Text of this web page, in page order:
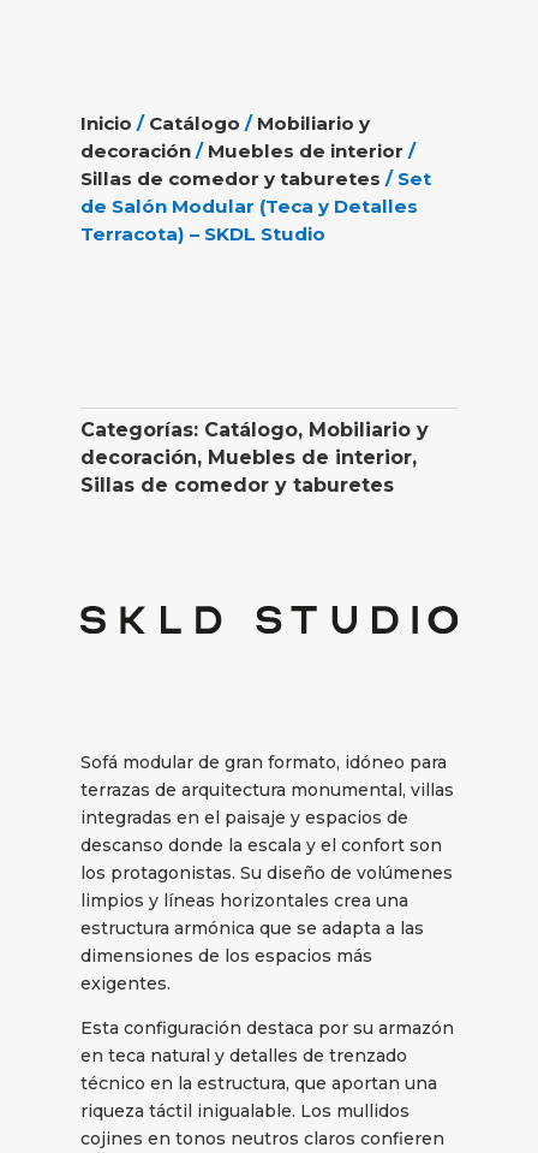
Inicio / Catálogo / Mobiliario y
decoración / Muebles de interior /
Sillas de comedor y taburetes / Set
de Salón Modular (Teca y Detalles
Terracota) – SKDL Studio
Categorías: Catálogo, Mobiliario y
decoración, Muebles de interior,
Sillas de comedor y taburetes
Sofá modular de gran formato, idóneo para
terrazas de arquitectura monumental, villas
integradas en el paisaje y espacios de
descanso donde la escala y el confort son
los protagonistas. Su diseño de volúmenes
limpios y líneas horizontales crea una
estructura armónica que se adapta a las
dimensiones de los espacios más
exigentes.
Esta configuración destaca por su armazón
en teca natural y detalles de trenzado
técnico en la estructura, que aportan una
riqueza táctil inigualable. Los mullidos
cojines en tonos neutros claros confieren